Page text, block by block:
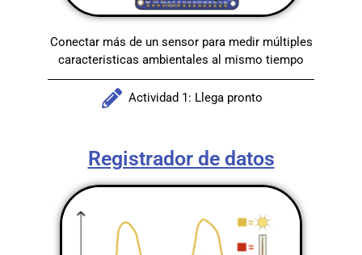
Conectar más de un sensor para medir múltiples
caracteristicas ambientales al mismo tiempo
Actividad 1: Llega pronto
Registrador de datos